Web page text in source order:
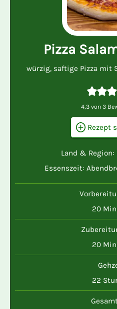
Pizza
würzig, saftige Pizza mit
4,3von 3
Rezept
Land & Region:
Essenszeit:
20
20
22